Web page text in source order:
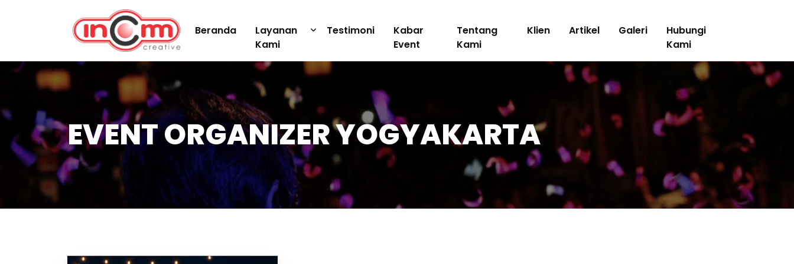
Beranda
Layanan
Kami
Testimoni
Kabar
Event
Tentang
Kami
Klien Artikel Galeri
Hubungi
Kami
EVENT ORGANIZER YOGYAKARTA